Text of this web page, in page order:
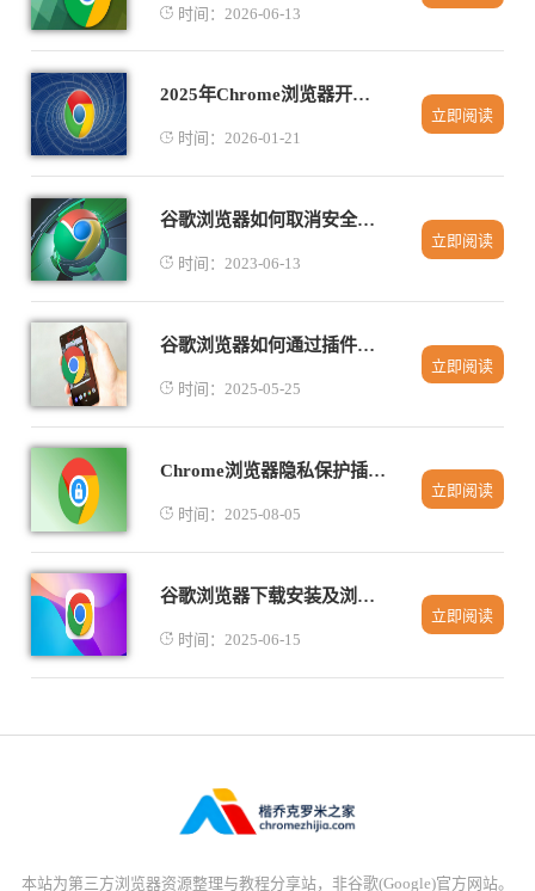
时间：2026-06-13
2025年Chrome浏览器开发者工具与插件调试
时间：2026-01-21
立即阅读
谷歌浏览器如何取消安全拦截
时间：2023-06-13
立即阅读
谷歌浏览器如何通过插件提升网页功能性
时间：2025-05-25
立即阅读
Chrome浏览器隐私保护插件推荐及使用心得
时间：2025-08-05
立即阅读
谷歌浏览器下载安装及浏览器缓存自动清理技巧
时间：2025-06-15
立即阅读
本站为第三方浏览器资源整理与教程分享站，非谷歌(Google)官方网站。